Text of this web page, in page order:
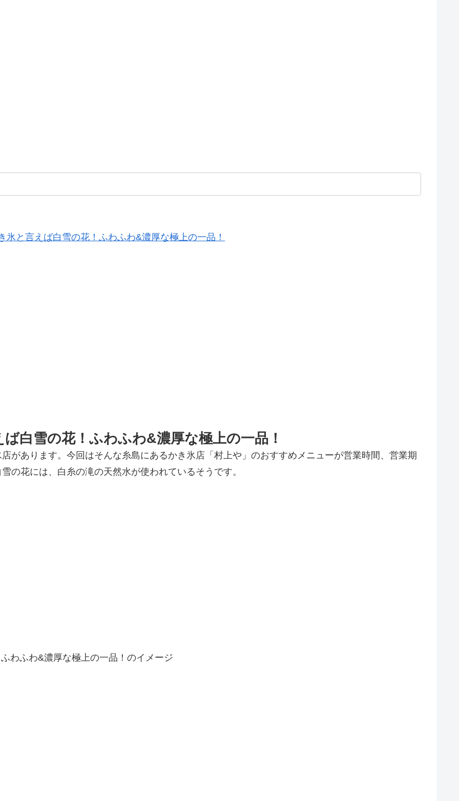
氷と言えば白雪の花！ふわふわ&濃厚な極上の一品！
白雪の花！ふわふわ&濃厚な極上の一品！
があります。今回はそんな糸島にあるかき氷店「村上や」のおすすめメニューが営業時間、営業期
の花には、白糸の滝の天然水が使われているそうです。